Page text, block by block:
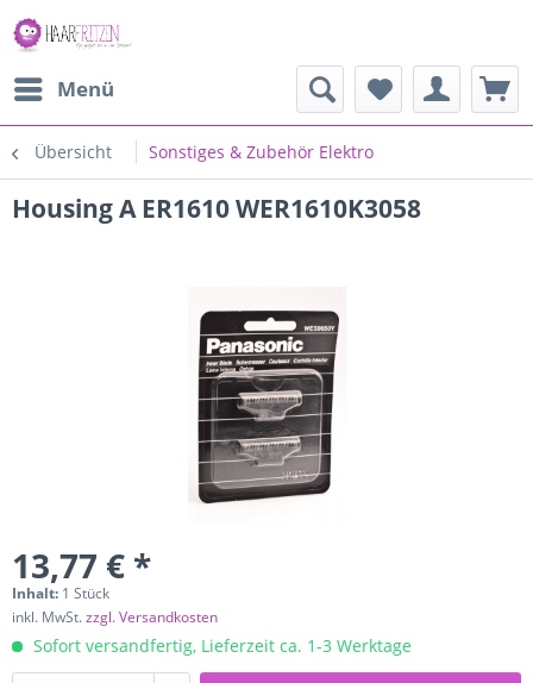
Menü
Übersicht Sonstiges & Zubehör Elektro
Housing A ER1610 WER1610K3058
13,77 € *
Inhalt: 1 Stück
inkl. MwSt.zzgl. Versandkosten
Sofort versandfertig, Lieferzeit ca. 1-3 Werktage